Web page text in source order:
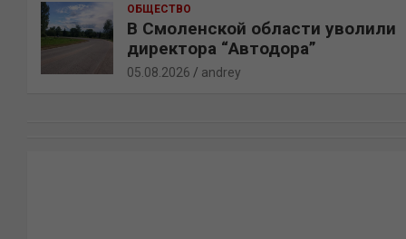
ОБЩЕСТВО
В Смоленской области уволили
директора “Автодора”
05.08.2026 andrey